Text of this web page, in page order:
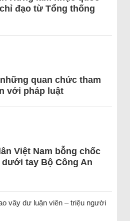
đạo từ Tổng thống
quan chức tham
với pháp luật
Việt Nam bỗng chốc
tay Bộ Công An
vây dư luận viên – triệu người